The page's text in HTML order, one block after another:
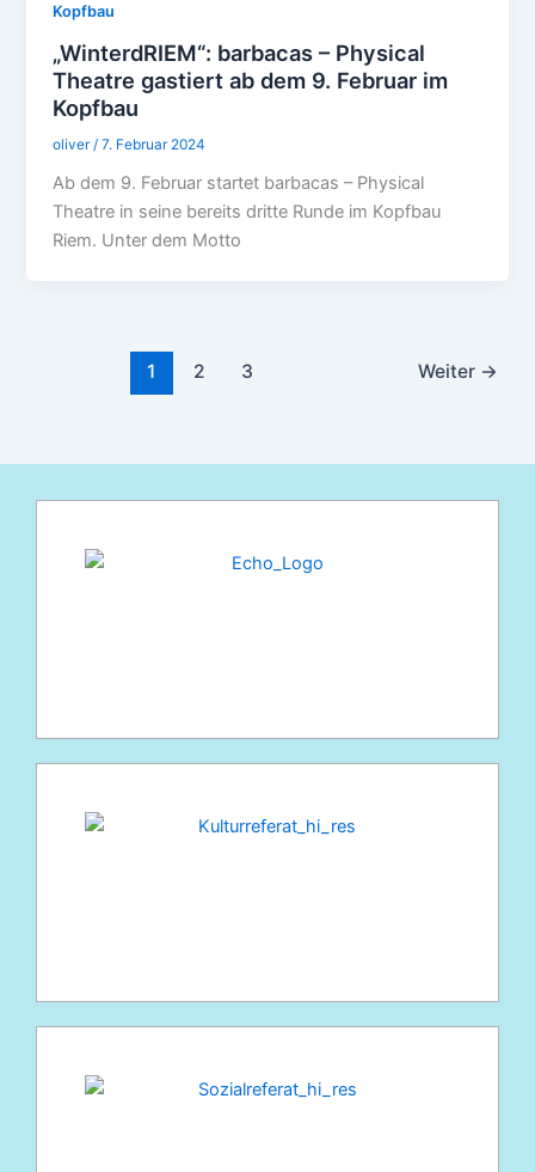
Kopfbau
„WinterdRIEM“: barbacas – Physical
Theatre gastiert ab dem 9. Februar im
Kopfbau
oliver /7. Februar 2024
Ab dem 9. Februar startet barbacas – Physical
Theatre in seine bereits dritte Runde im Kopfbau
Riem. Unter dem Motto
1 2 3 Weiter →